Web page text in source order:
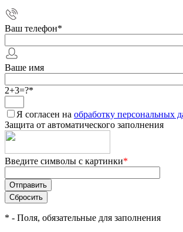
Ваш телефон*
Ваше имя
2+3=?*
Я согласен на обработку персональных
Защита от автоматического заполнения
Введите символы с картинки*
* - Поля, обязательные для заполнения